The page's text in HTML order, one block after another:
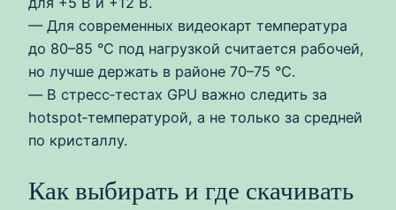
— Для современных видеокарт температура
до 80–85 °C под нагрузкой считается рабочей,
но лучше держать в районе 70–75 °C.
— В стресс‑тестах GPU важно следить за
hotspot‑температурой, а не только за средней
по кристаллу.
Как выбирать и где скачивать